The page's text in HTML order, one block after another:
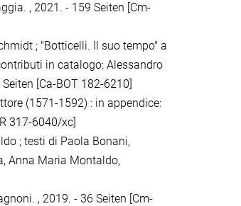
, 2021. - 159 Seiten [Cm-
; "Botticelli. Il suo tempo" a
in catalogo: Alessandro
[Ca-BOT 182-6210]
(1571-1592) : in appendice:
317-6040/xc]
; testi di Paola Bonani,
Anna Maria Montaldo,
, 2019. - 36 Seiten [Cm-